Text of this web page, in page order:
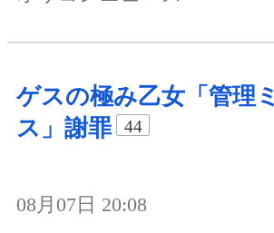
ゲスの極み乙女「管理ミ
ス」謝罪
44
08月07日 20:08